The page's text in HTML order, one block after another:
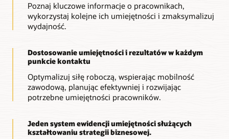
Poznaj kluczowe informacje o pracownikach,
wykorzystaj kolejne ich umiejętności i zmaksymalizuj
wydajność.
Dostosowanie umiejętności i rezultatów w każdym
punkcie kontaktu
Optymalizuj siłę roboczą, wspierając mobilność
zawodową, planując efektywniej i rozwijając
potrzebne umiejętności pracowników.
Jeden system ewidencji umiejętności służących
kształtowaniu strategii biznesowej.